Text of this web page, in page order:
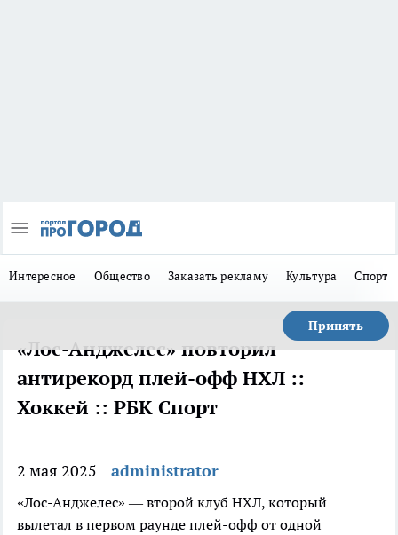
Интересное Общество Заказать рекламу Культура Спорт
Принять
«Лос-Анджелес» повторил
антирекорд плей-офф НХЛ ::
Хоккей :: РБК Спорт
2 мая 2025 administrator
«Лос-Анджелес» — второй клуб НХЛ, который
вылетал в первом раунде плей-офф от одной